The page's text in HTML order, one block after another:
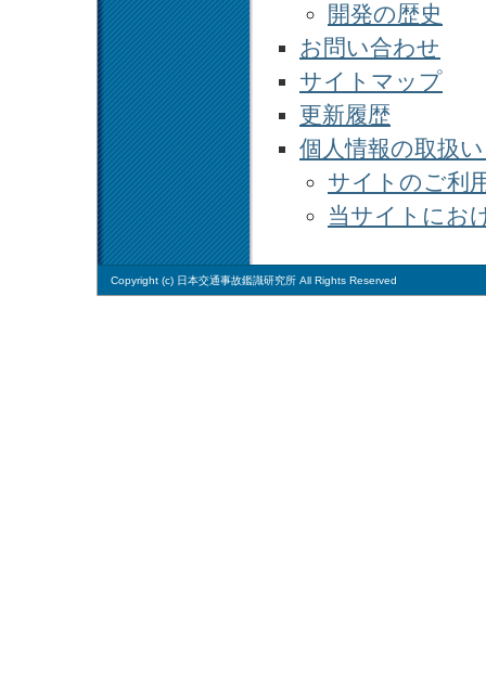
開発の歴史
お問い合わせ
サイトマップ
更新履歴
個人情報の取扱
サイトのご利
当サイトにお
Copyright (c) 日本交通事故鑑識研究所 All Rights Reserved